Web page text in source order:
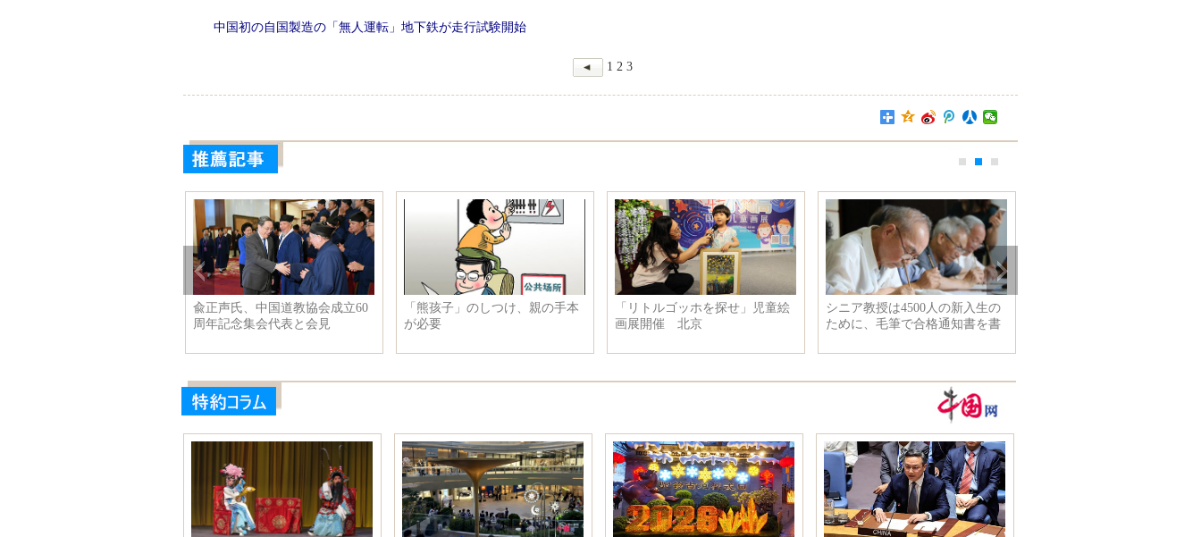
中国初の自国製造の「無人運転」地下鉄が走行試験開始
1 2 3
兪正声氏、中国道教協会成立60
周年記念集会代表と会見
「熊孩子」のしつけ、親の手本
が必要
「リトルゴッホを探せ」児童絵
画展開催 北京
シニア教授は4500人の新入生の
ために、毛筆で合格通知書を書